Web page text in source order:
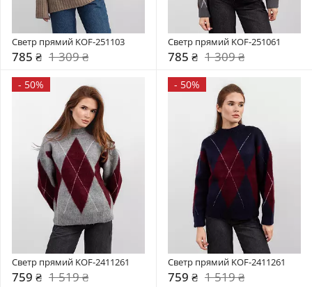
Светр прямий KOF-251103
785 ₴ 1 309 ₴
Светр прямий KOF-251061
785 ₴ 1 309 ₴
- 50%
Светр прямий KOF-2411261
759 ₴ 1 519 ₴
- 50%
Светр прямий KOF-2411261
759 ₴ 1 519 ₴